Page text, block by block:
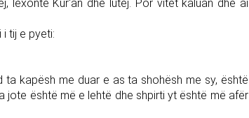
lexonte Kur'an dhe lutej. Por vitet kaluan dhe ai
i tij e pyeti:
ta kapësh me duar e as ta shohësh me sy, është
jote është më e lehtë dhe shpirti yt është më afër